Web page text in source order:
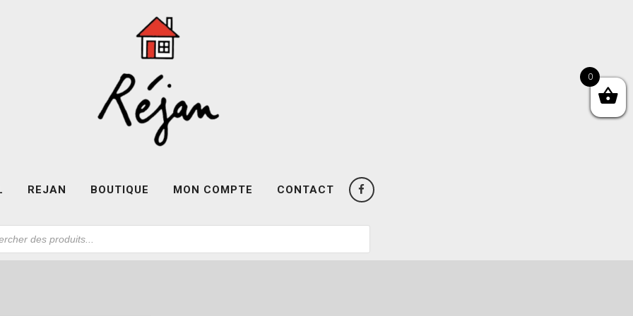
REJAN BOUTIQUE MON COMPTE CONTACT
0